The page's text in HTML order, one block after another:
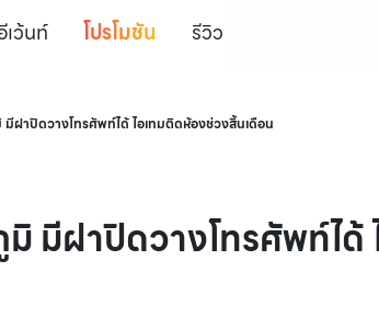
เว้นท์ โปรโมชัน รีวิว
ถ้วยบะหมี่เก็บอุณหภูมิ มีฝาปิดวางโทรศัพท์ได้ ไอเทมติดห้องช่วงสิ้นเดือน
มีฝาปิดวางโทรศัพท์ได้